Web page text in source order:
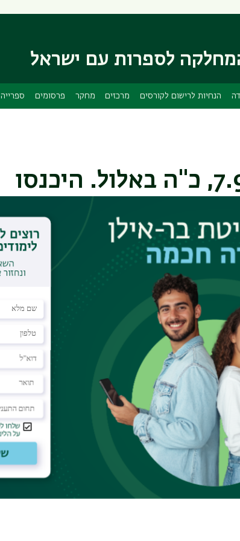
ראשי
לספרות עם ישראל
הנחיות לרישום לקורסים מרכזים מחקר פרסומים ספרייה
יום פתוח בקמפוס: שני, 7.9.26, כ"ה באלול. היכנסו
https://